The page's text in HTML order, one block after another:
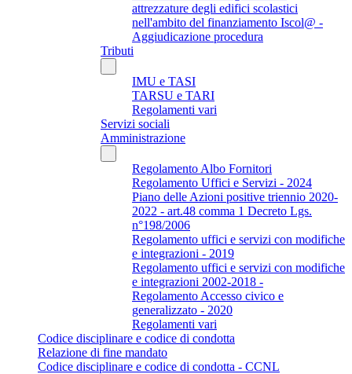
attrezzature degli edifici scolastici
nell'ambito del finanziamento Iscol@ -
Aggiudicazione procedura
Tributi
IMU e TASI
TARSU e TARI
Regolamenti vari
Servizi sociali
Amministrazione
Regolamento Albo Fornitori
Regolamento Uffici e Servizi - 2024
Piano delle Azioni positive triennio 2020-
2022 - art.48 comma 1 Decreto Lgs.
n°198/2006
Regolamento uffici e servizi con modifiche
e integrazioni - 2019
Regolamento uffici e servizi con modifiche
e integrazioni 2002-2018 -
Regolamento Accesso civico e
generalizzato - 2020
Regolamenti vari
Codice disciplinare e codice di condotta
Relazione di fine mandato
Codice disciplinare e codice di condotta - CCNL